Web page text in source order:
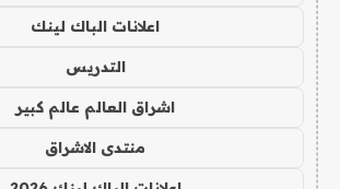
اعلانات الباك لينك
التدريس
اشراق العالم عالم كبير
منتدى الاشراق